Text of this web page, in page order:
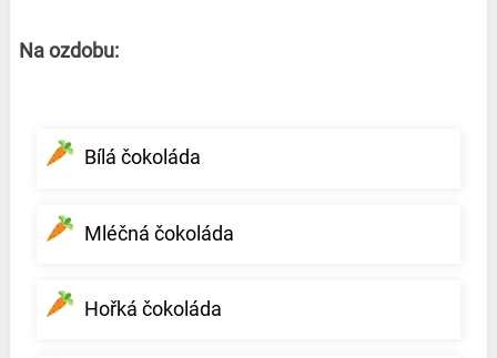
Na ozdobu:
Bílá čokoláda
Mléčná čokoláda
Hořká čokoláda